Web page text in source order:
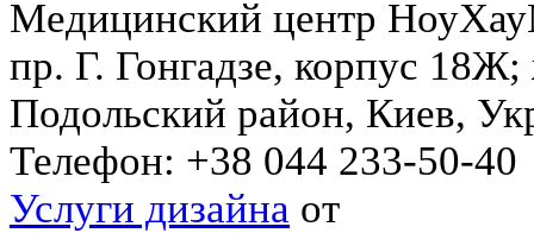
Медицинский центр
пр. Г. Гонгадзе, корпус
Подольский район, Киев,
Телефон: +38 044 233-50-40
Услуги дизайна от